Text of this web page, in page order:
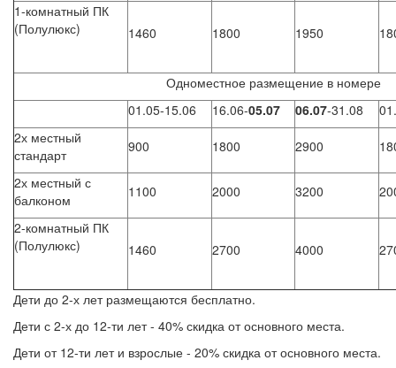
1-комнатный ПК
(Полулюкс)
1460 1800 1950
Одноместное размещение в номере
01.05-15.06
16.06-05.07 06.07-31.08
2х местный
стандарт
900 1800 2900
2х местный с
балконом
1100 2000 3200
2-комнатный ПК
(Полулюкс)
1460 2700 4000
Дети до 2-х лет размещаются бесплатно.
Дети с 2-х до 12-ти лет - 40% скидка от основного места.
Дети от 12-ти лет и взрослые - 20% скидка от основного места.